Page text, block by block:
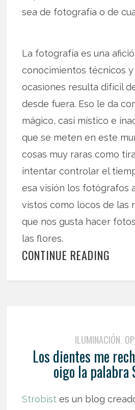
sea de fotografía o de
La fotografía es una
conocimientos técnicos y
ocasiones resulta difícil
desde fuera. Eso le da
mágico, casi místico e
que se meten en este
cosas muy raras como
intentar controlar el
esa visión los fotógrafos
vistos como locos de las
que nos gusta hacer
las flores.
CONTINUE READING
ILUMINACIÓN,
Los dientes me
oigo la
Strobist es un blog